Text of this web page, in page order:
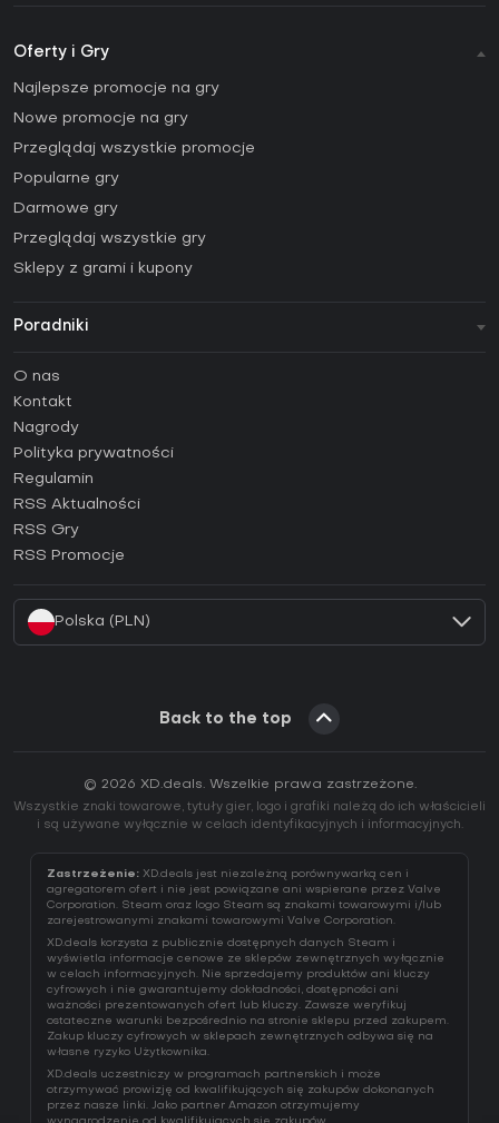
Oferty i Gry
Najlepsze promocje na gry
Nowe promocje na gry
Przeglądaj wszystkie promocje
Popularne gry
Darmowe gry
Przeglądaj wszystkie gry
Sklepy z grami i kupony
Poradniki
Poradniki
Jak aktywować klucz Steam (CD Key)?
Jak aktywować klucz Epic Games (CD Key)?
Jak aktywować klucz GOG (CD Key)?
Jak aktywować klucz Ubisoft Connect (CD Key)?
O nas
Kontakt
Nagrody
Polityka prywatności
Regulamin
RSS Aktualności
RSS Gry
RSS Promocje
Polska (PLN)
Back to the top
© 2026 XD.deals. Wszelkie prawa zastrzeżone.
Wszystkie znaki towarowe, tytuły gier, logo i grafiki należą do ich właścicieli
i są używane wyłącznie w celach identyfikacyjnych i informacyjnych.
Zastrzeżenie: XD.deals jest niezależną porównywarką cen i
agregatorem ofert i nie jest powiązane ani wspierane przez Valve
Corporation. Steam oraz logo Steam są znakami towarowymi i/lub
zarejestrowanymi znakami towarowymi Valve Corporation.
XD.deals korzysta z publicznie dostępnych danych Steam i
wyświetla informacje cenowe ze sklepów zewnętrznych wyłącznie
w celach informacyjnych. Nie sprzedajemy produktów ani kluczy
cyfrowych i nie gwarantujemy dokładności, dostępności ani
ważności prezentowanych ofert lub kluczy. Zawsze weryfikuj
ostateczne warunki bezpośrednio na stronie sklepu przed zakupem.
Zakup kluczy cyfrowych w sklepach zewnętrznych odbywa się na
własne ryzyko Użytkownika.
XD.deals uczestniczy w programach partnerskich i może
otrzymywać prowizję od kwalifikujących się zakupów dokonanych
przez nasze linki. Jako partner Amazon otrzymujemy